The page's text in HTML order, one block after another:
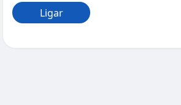
Ligar